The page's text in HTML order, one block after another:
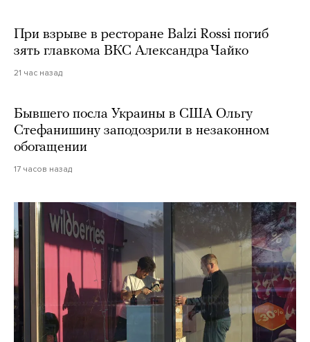
При взрыве в ресторане Balzi Rossi погиб
зять главкома ВКС Александра Чайко
21 час назад
Бывшего посла Украины в США Ольгу
Стефанишину заподозрили в незаконном
обогащении
17 часов назад